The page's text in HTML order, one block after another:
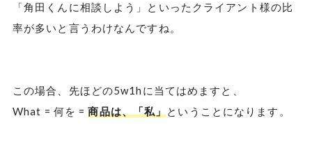
「角田くんに相談しよう」といったクライアント様の比
率が多いと言うわけなんですね。
この場合、先ほどの5w1hに当てはめますと、
What = 何を =商品は、「私」 ということになります。